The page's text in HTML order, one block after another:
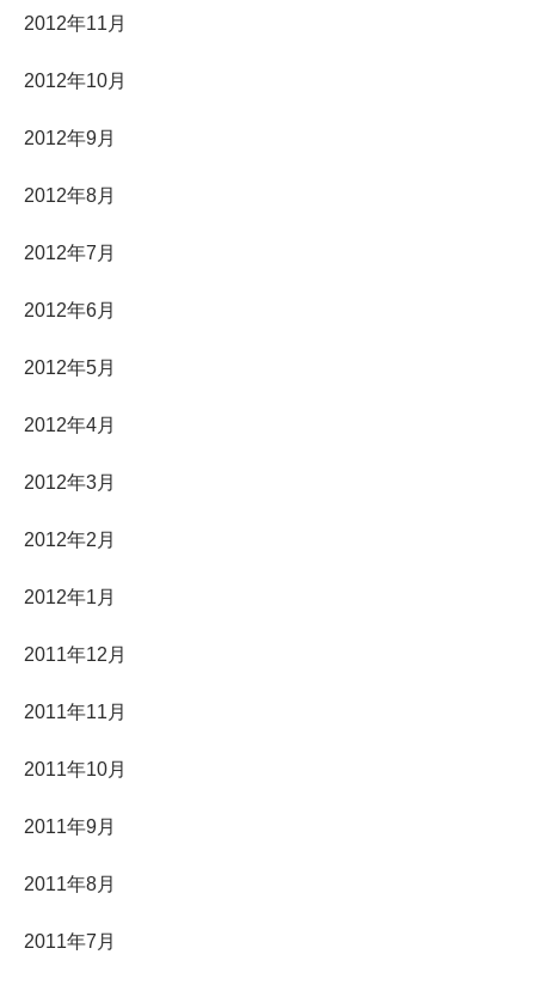
2012年11月
2012年10月
2012年9月
2012年8月
2012年7月
2012年6月
2012年5月
2012年4月
2012年3月
2012年2月
2012年1月
2011年12月
2011年11月
2011年10月
2011年9月
2011年8月
2011年7月